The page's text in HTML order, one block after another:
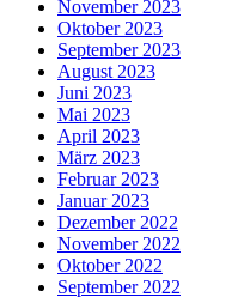
November 2023
Oktober 2023
September 2023
August 2023
Juni 2023
Mai 2023
April 2023
März 2023
Februar 2023
Januar 2023
Dezember 2022
November 2022
Oktober 2022
September 2022